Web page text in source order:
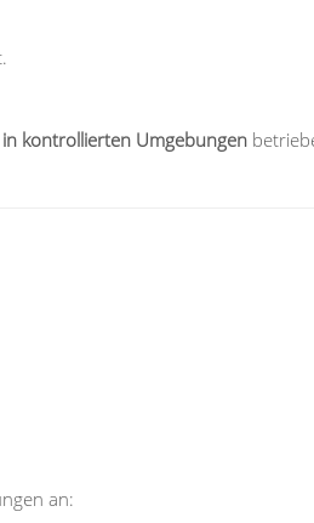
kontrollierten Umgebungen
an: